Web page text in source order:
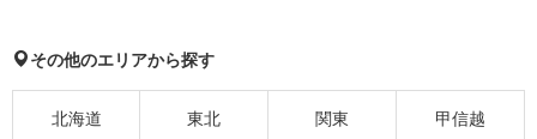
その他のエリアから探す
北海道 東北 関東 甲信越